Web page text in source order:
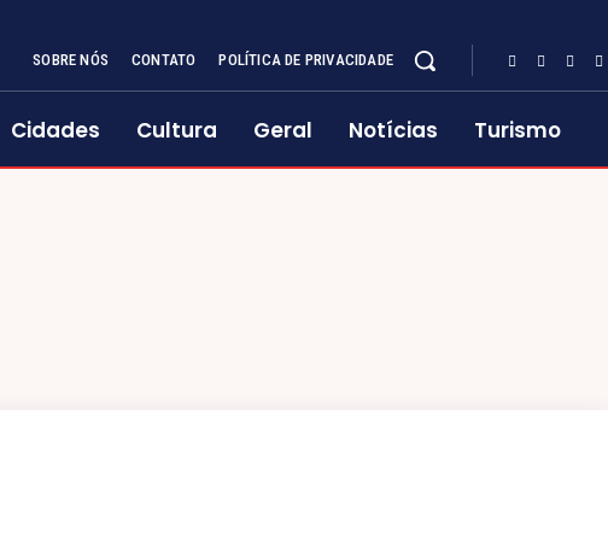
SOBRE NÓS CONTATO POLÍTICA DE PRIVACIDADE
Cidades Cultura Geral Notícias Turismo